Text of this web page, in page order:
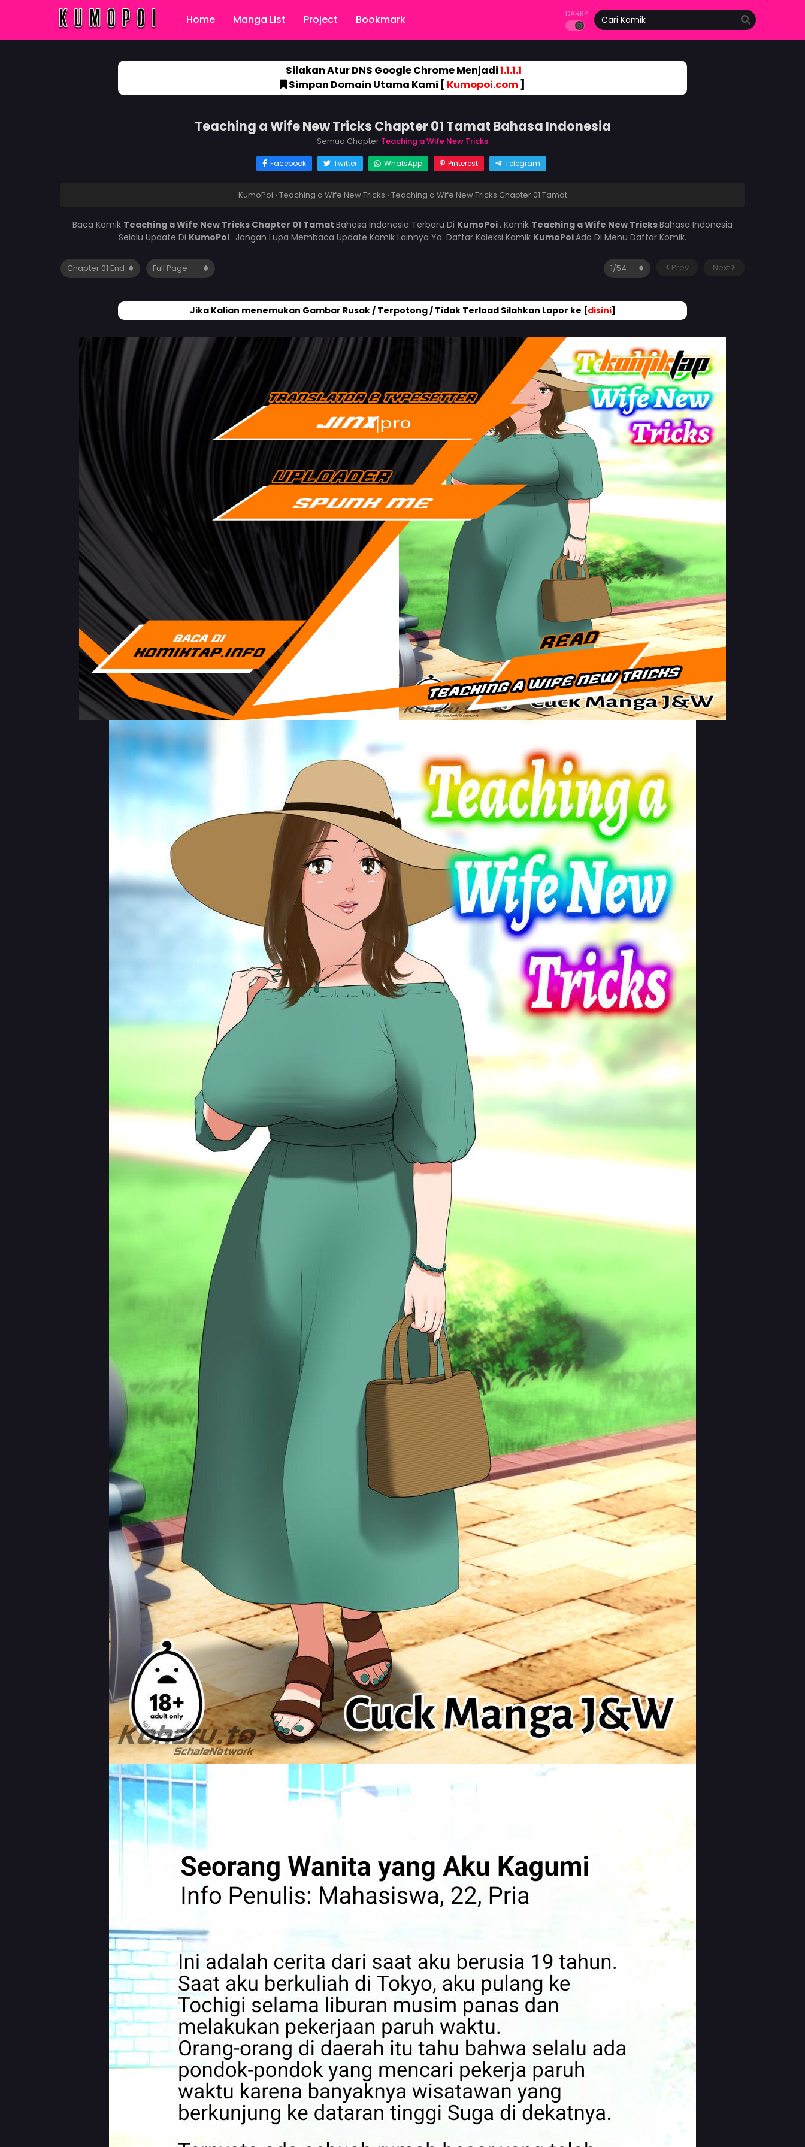
Home Manga List Project Bookmark DARK?
Silakan Atur DNS Google Chrome Menjadi1.1.1.1
Simpan Domain Utama Kami [ Kumopoi.com]
Teaching a Wife New Tricks Chapter 01 Tamat Bahasa Indonesia
Semua Chapter Teaching a Wife New Tricks
Facebook Twitter WhatsApp Pinterest Telegram
KumoPoi › Teaching a Wife New Tricks › Teaching a Wife New Tricks Chapter 01 Tamat
Baca Komik Teaching a Wife New Tricks Chapter 01 Tamat Bahasa Indonesia Terbaru Di KumoPoi . Komik Teaching a Wife New TricksBahasa Indonesia
Selalu Update Di KumoPoi . Jangan Lupa Membaca Update Komik Lainnya Ya. Daftar Koleksi Komik KumoPoiAda Di Menu Daftar Komik.
Prev Next
Jika Kalian menemukan Gambar Rusak / Terpotong / Tidak Terload Silahkan Lapor ke [disini]